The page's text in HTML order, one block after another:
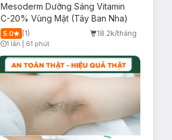
Mesoderm Dưỡng Sáng Vitamin
C-20% Vùng Mặt (Tây Ban Nha)
5.0 (1) 18.2k/tháng
Timer Gray Icon
1 lần 61 phút